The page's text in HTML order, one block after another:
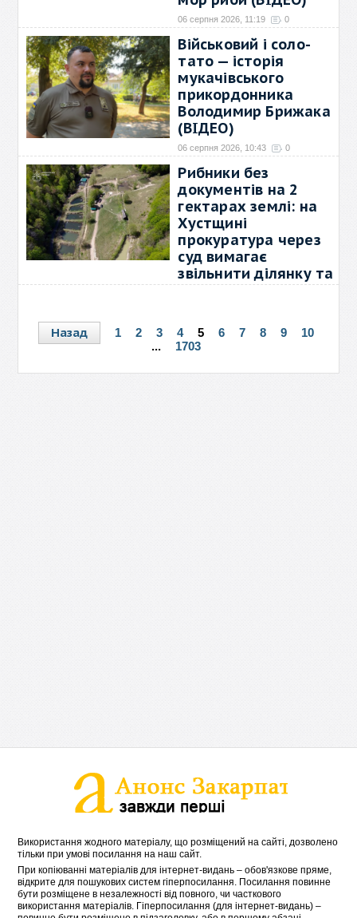
06 серпня 2026, 11:19 0
У селі Бобовище
Мукачівського району
обміліло →
Військовий і соло-
тато — історія
мукачівського
прикордонника
Володимир Брижака
(ВІДЕО)
06 серпня 2026, 10:43 0
Прикордонник Володимир
Брижак — учасник Курської
Рибники без
документів на 2
гектарах землі: на
Хустщині
прокуратура через
суд вимагає
звільнити ділянку та
знести незаконні
06 серпня 2026, 10:22 0
Хустська окружна прокуратура
Назад 1 2 3 4 5 6 7 8 9
10
...
1703
Використання жодного матеріалу, що розміщений на сайті, дозволено
тільки при умові посилання на наш сайт.
При копіюванні матеріалів для інтернет-видань – обов'язкове пряме,
відкрите для пошукових систем гіперпосилання. Посилання повинне
бути розміщене в незалежності від повного, чи часткового
використання матеріалів. Гіперпосилання (для інтернет-видань) –